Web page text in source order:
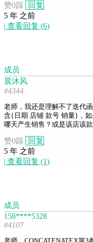
赞0踩
回复
5 年 之前
| 查看回复 (6)
成员
晨沐风
#4344
老师，我还是理解不了迭代
含{日期 店铺 款号 销量}，
哪天产生销售？或是该店该
赞0踩
回复
5 年 之前
| 查看回复 (1)
成员
158****5328
#4107